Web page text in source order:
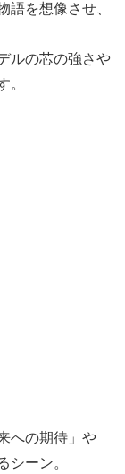
語を想像させ、
ルの芯の強さや
。
への期待」や
シーン。